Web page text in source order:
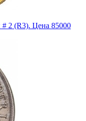
2 (R3). Цена 85000